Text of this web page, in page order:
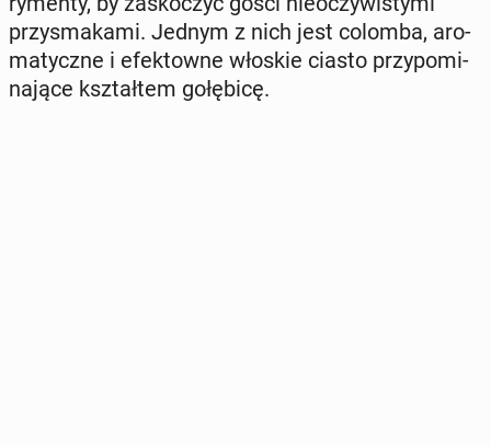
przy­sma­ka­mi. Jednym z nich jest colomba, aro­
ma­tycz­ne i efek­tow­ne włoskie ciasto przy­po­mi­
na­ją­ce kształ­tem go­łę­bi­cę.